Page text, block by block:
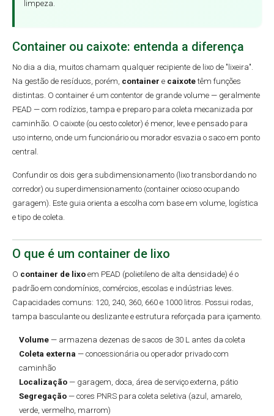
limpeza.
Container ou caixote: entenda a diferença
No dia a dia, muitos chamam qualquer recipiente de lixo de "lixeira".
Na gestão de resíduos, porém, container e caixotetêm funções
distintas. O container é um contentor de grande volume — geralmente
PEAD — com rodízios, tampa e preparo para coleta mecanizada por
caminhão. O caixote (ou cesto coletor) é menor, leve e pensado para
uso interno, onde um funcionário ou morador esvazia o saco em ponto
central.
Confundir os dois gera subdimensionamento (lixo transbordando no
corredor) ou superdimensionamento (container ocioso ocupando
garagem). Este guia orienta a escolha com base em volume, logística
e tipo de coleta.
O que é um container de lixo
O container de lixo em PEAD (polietileno de alta densidade) é o
padrão em condomínios, comércios, escolas e indústrias leves.
Capacidades comuns: 120, 240, 360, 660 e 1000 litros. Possui rodas,
tampa basculante ou deslizante e estrutura reforçada para içamento.
Volume — armazena dezenas de sacos de 30 L antes da coleta
Coleta externa — concessionária ou operador privado com
caminhão
Localização — garagem, doca, área de serviço externa, pátio
Segregação — cores PNRS para coleta seletiva (azul, amarelo,
verde, vermelho, marrom)